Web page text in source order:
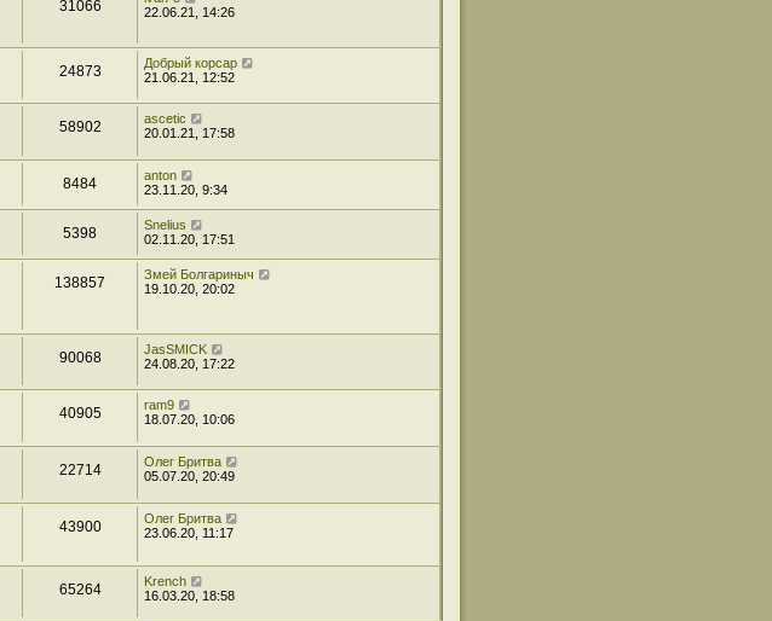
31066
22.06.21, 14:26
24873
Добрый корсар
21.06.21, 12:52
58902
ascetic
20.01.21, 17:58
8484
anton
23.11.20, 9:34
5398
Snelius
02.11.20, 17:51
138857
Змей Болгариныч
19.10.20, 20:02
90068
JasSMICK
24.08.20, 17:22
40905
ram9
18.07.20, 10:06
22714
Олег Бритва
05.07.20, 20:49
43900
Олег Бритва
23.06.20, 11:17
65264
Krench
16.03.20, 18:58